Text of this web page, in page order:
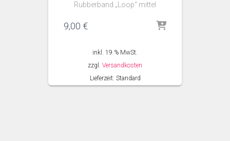
Rubberband „Loop“ mittel
9,00 €
inkl. 19 % MwSt.
zzgl. Versandkosten
Lieferzeit: Standard